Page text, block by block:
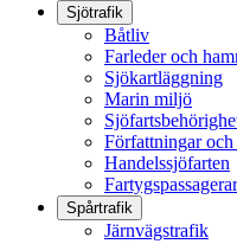
Sjötrafik
Båtliv
Farleder och
Sjökartläggning
Marin miljö
Författningar
Handelssjöfarten
Spårtrafik
Järnvägstrafik